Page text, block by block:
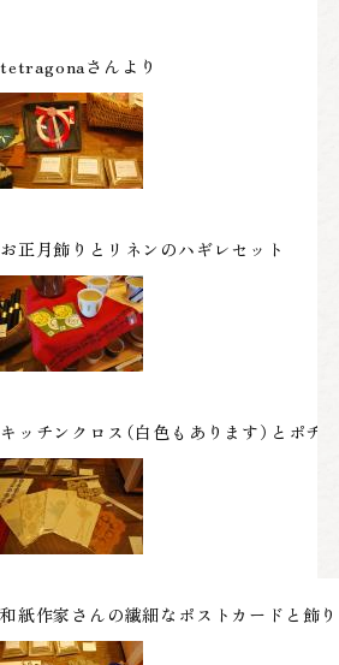
tetragonaさんより
お正月飾りとリネンのハギレセット
キッチンクロス（白色もあります）とポチ袋
和紙作家さんの繊細なポストカードと飾り